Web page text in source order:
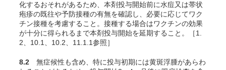
化するおそれがあるため、本剤投与開始前に水痘又は帯状
疱疹の既往や予防接種の有無を確認し、必要に応じてワク
チン接種を考慮すること。接種する場合はワクチンの効果
が十分に得られるまで本剤投与開始を延期すること。［1.
2、10.1、10.2、11.1.1参照］
8.2 無症候性も含め、特に投与初期には黄斑浮腫があらわ